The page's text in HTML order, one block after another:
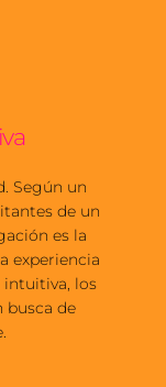
Según un
de un
es la
experiencia
intuitiva, los
busca de